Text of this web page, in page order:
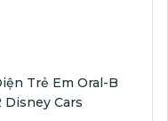
Trẻ Em Oral-B
Disney Cars